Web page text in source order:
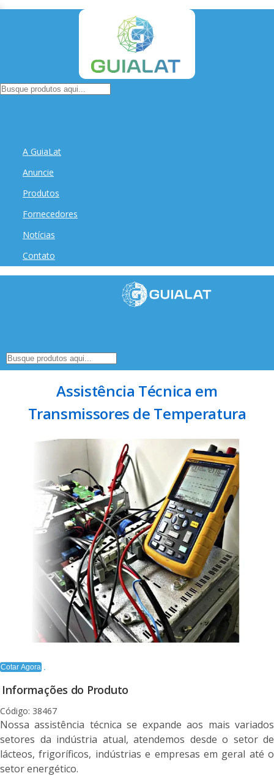
A GuiaLat
Anuncie
Produtos
Fornecedores
Notícias
Contato
Assistência Técnica em
Transmissores de Temperatura
Cotar Agora
Informações do Produto
Código: 38467
Nossa assistência técnica se expande aos mais variados
setores da indústria atual, atendemos desde o setor de
lácteos, frigoríficos, indústrias e empresas em geral até o
setor energético.